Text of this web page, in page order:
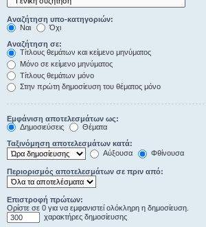
Αναζήτηση υπο-κατηγοριών:
Ναι
Όχι
Αναζήτηση σε:
Τίτλους θεμάτων και κείμενο μηνύματος
Μόνο σε κείμενο μηνύματος
Τίτλους θεμάτων μόνο
Στην πρώτη δημοσίευση του θέματος μόνο
Εμφάνιση αποτελεσμάτων ως:
Δημοσιεύσεις
Θέματα
Ταξινόμηση αποτελεσμάτων κατά:
Αύξουσα
Φθίνουσα
Περιορισμός αποτελεσμάτων σε πριν από:
Επιστροφή πρώτων:
Ορίστε σε 0 για να εμφανιστεί ολόκληρη η δημοσίευση.
χαρακτήρες δημοσίευσης